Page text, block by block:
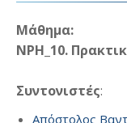
Μάθημα:
ΝΡΗ_10.
Συντονιστές:
Απόστολος